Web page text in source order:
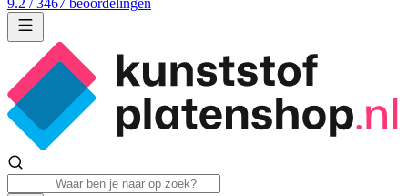
9.2 / 3467 beoordelingen